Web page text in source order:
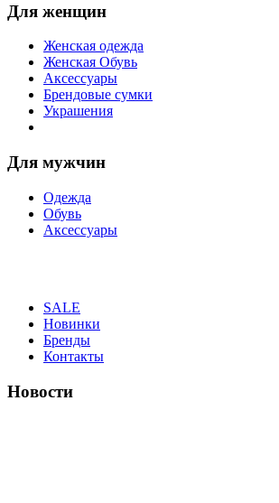
Для женщин
Женская одежда
Женская Обувь
Аксессуары
Брендовые сумки
Украшения
Для мужчин
Одежда
Обувь
Аксессуары
SALE
Новинки
Бренды
Контакты
Новости